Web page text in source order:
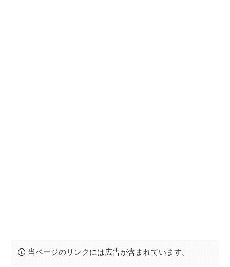
当ページのリンクには広告が含まれています。